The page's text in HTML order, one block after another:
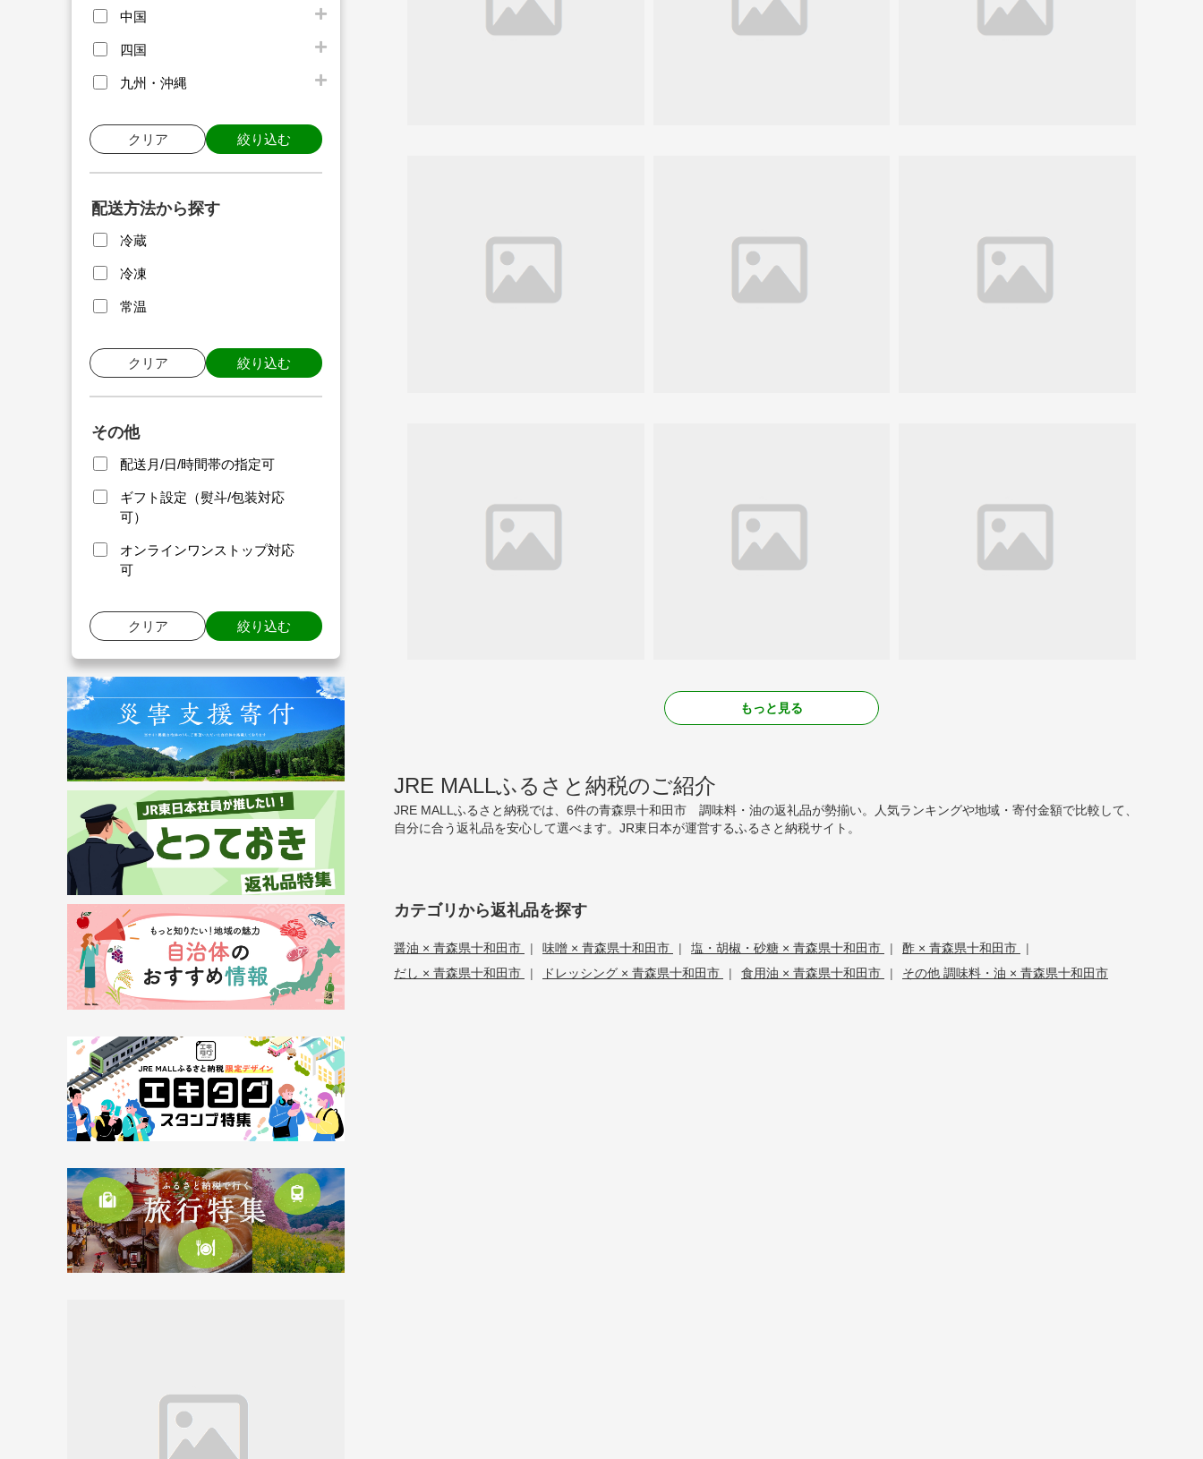
中国
四国
九州・沖縄
クリア 絞り込む
配送方法から探す
冷蔵
冷凍
常温
クリア 絞り込む
その他
配送月/日/時間帯の指定可
ギフト設定（熨斗/包装対応
可）
オンラインワンストップ対応
可
クリア 絞り込む
もっと見る
JRE MALLふるさと納税のご紹介
JRE MALLふるさと納税では、6件の青森県十和田市 調味料・油の返礼品が勢揃い。人気ランキングや地域・寄付金額で比較して、
自分に合う返礼品を安心して選べます。JR東日本が運営するふるさと納税サイト。
カテゴリから返礼品を探す
醤油 × 青森県十和田市 | 味噌 × 青森県十和田市 | 塩・胡椒・砂糖 × 青森県十和田市 | 酢 × 青森県十和田市
|
だし × 青森県十和田市
| ドレッシング × 青森県十和田市 | 食用油 × 青森県十和田市 | その他 調味料・油 × 青森県十和田市